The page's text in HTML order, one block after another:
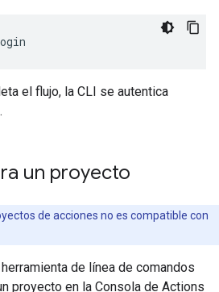
el flujo, la CLI se autentica
un proyecto
de acciones no es compatible con
de línea de comandos
proyecto en la Consola de Actions